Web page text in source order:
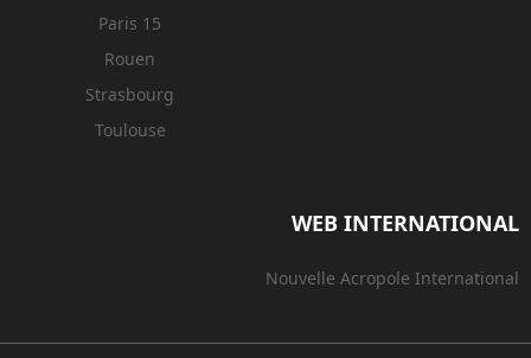
Paris 15
Rouen
Strasbourg
Toulouse
WEB INTERNATIONAL
Nouvelle Acropole International